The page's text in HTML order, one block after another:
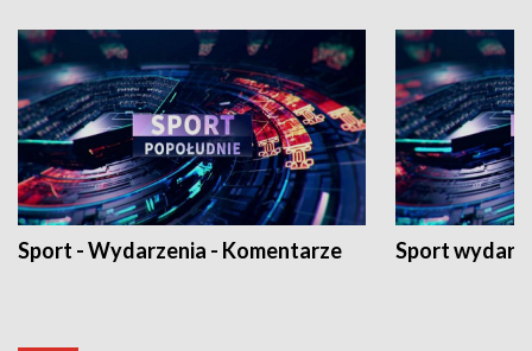
Sport - Wydarzenia - Komentarze Sport